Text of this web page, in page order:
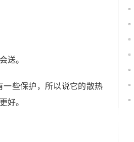
送。
一些保护，所以说它的散热
好。